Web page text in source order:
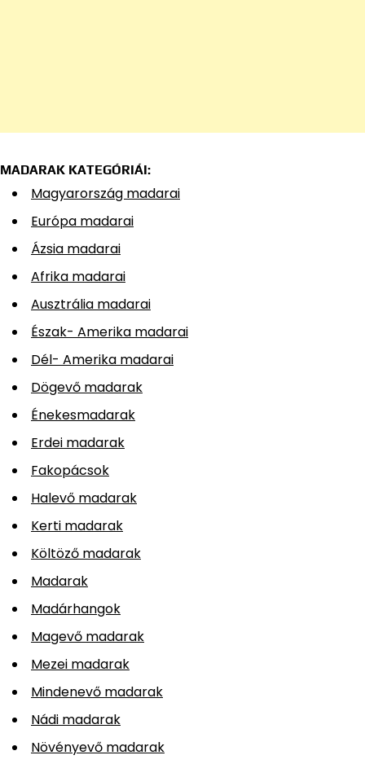
MADARAK KATEGÓRIÁI:
Magyarország madarai
Európa madarai
Ázsia madarai
Afrika madarai
Ausztrália madarai
Észak- Amerika madarai
Dél- Amerika madarai
Dögevő madarak
Énekesmadarak
Erdei madarak
Fakopácsok
Halevő madarak
Kerti madarak
Költöző madarak
Madarak
Madárhangok
Magevő madarak
Mezei madarak
Mindenevő madarak
Nádi madarak
Növényevő madarak